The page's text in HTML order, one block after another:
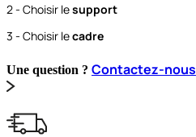
2 - Choisir lesupport
3 - Choisir lecadre
Une question ? Contactez-nous